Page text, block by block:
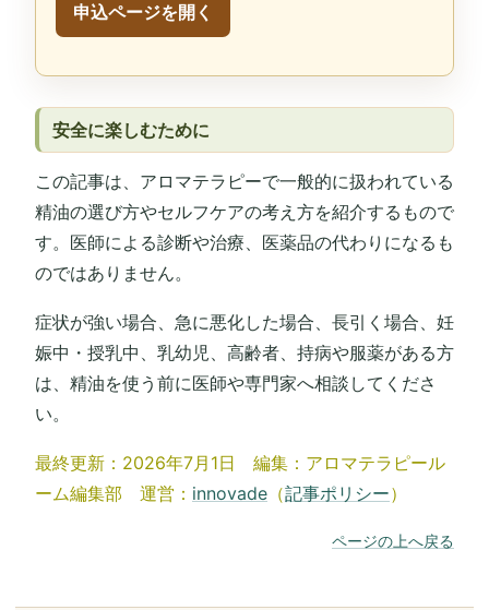
申込ページを開く
安全に楽しむために
この記事は、アロマテラピーで一般的に扱われている
精油の選び方やセルフケアの考え方を紹介するもので
す。医師による診断や治療、医薬品の代わりになるも
のではありません。
症状が強い場合、急に悪化した場合、長引く場合、妊
娠中・授乳中、乳幼児、高齢者、持病や服薬がある方
は、精油を使う前に医師や専門家へ相談してくださ
い。
最終更新：2026年7月1日 編集：アロマテラピール
ーム編集部 運営： innovade （記事ポリシー）
ページの上へ戻る